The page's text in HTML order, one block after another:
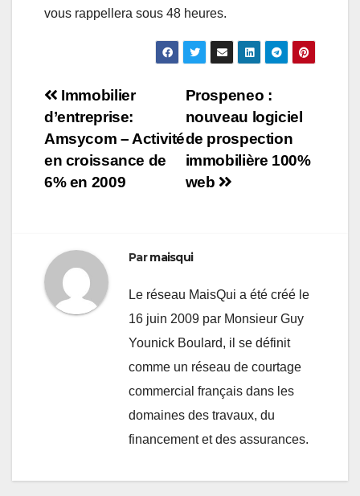
vous rappellera sous 48 heures.
Navigation
de
l’article
Prospeneo :
nouveau logiciel
de prospection
immobilière 100%
web
Immobilier
d’entreprise:
Amsycom – Activité
en croissance de
6% en 2009
Parmaisqui
Le réseau MaisQui a été créé le
16 juin 2009 par Monsieur Guy
Younick Boulard, il se définit
comme un réseau de courtage
commercial français dans les
domaines des travaux, du
financement et des assurances.